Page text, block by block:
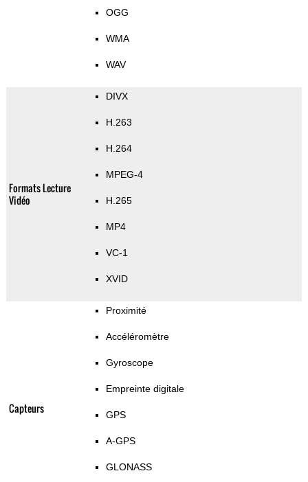
OGG
WMA
WAV
Formats Lecture
Vidéo
DIVX
H.263
H.264
MPEG-4
H.265
MP4
VC-1
XVID
Capteurs
Proximité
Accéléromètre
Gyroscope
Empreinte digitale
GPS
A-GPS
GLONASS